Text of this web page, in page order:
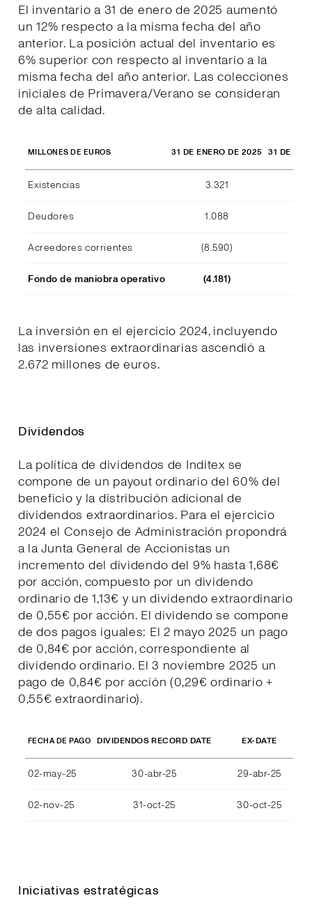
El inventario a 31 de enero de 2025 aumentó
un 12% respecto a la misma fecha del año
anterior. La posición actual del inventario es
6% superior con respecto al inventario a la
misma fecha del año anterior. Las colecciones
iniciales de Primavera/Verano se consideran
de alta calidad.
MILLONES DE EUROS 31 DE ENERO DE 2025 31 DE
Existencias 3.321
Deudores 1.088
Acreedores corrientes (8.590)
Fondo de maniobra operativo (4.181)
La inversión en el ejercicio 2024, incluyendo
las inversiones extraordinarias ascendió a
2.672 millones de euros.
Dividendos
La política de dividendos de Inditex se
compone de un payout ordinario del 60% del
beneficio y la distribución adicional de
dividendos extraordinarios. Para el ejercicio
2024 el Consejo de Administración propondrá
a la Junta General de Accionistas un
incremento del dividendo del 9% hasta 1,68€
por acción, compuesto por un dividendo
ordinario de 1,13€ y un dividendo extraordinario
de 0,55€ por acción. El dividendo se compone
de dos pagos iguales: El 2 mayo 2025 un pago
de 0,84€ por acción, correspondiente al
dividendo ordinario. El 3 noviembre 2025 un
pago de 0,84€ por acción (0,29€ ordinario +
0,55€ extraordinario).
FECHA DE PAGO DIVIDENDOS RECORD DATE EX-DATE
02-may-25 30-abr-25 29-abr-25
02-nov-25 31-oct-25 30-oct-25
Iniciativas estratégicas